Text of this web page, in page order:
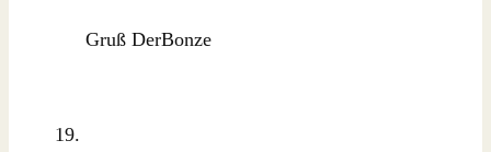
Gruß DerBonze